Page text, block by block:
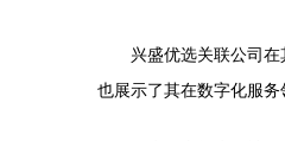
兴盛优选关联公司
也展示了其在数字化服务